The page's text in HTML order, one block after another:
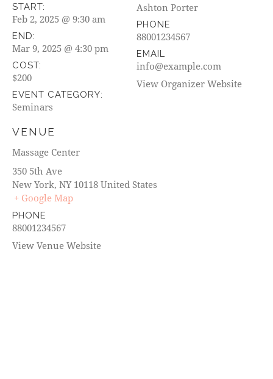
START:
Feb 2, 2025 @ 9:30 am
END:
Mar 9, 2025 @ 4:30 pm
COST:
$200
EVENT CATEGORY:
Seminars
Ashton Porter
PHONE
88001234567
EMAIL
info@example.com
View Organizer Website
VENUE
Massage Center
350 5th Ave
New York, NY 10118 United States
+ Google Map
PHONE
88001234567
View Venue Website